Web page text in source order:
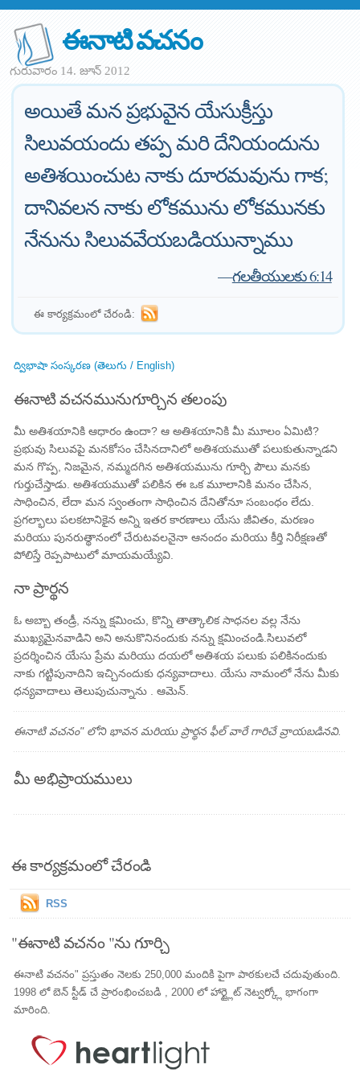
ఈనాటి వచనం
గురువారం 14. జూన్ 2012
అయితే మన ప్రభువైన యేసుక్రీస్తు
సిలువయందు తప్ప మరి దేనియందును
అతిశయించుట నాకు దూరమవును గాక;
దానివలన నాకు లోకమును లోకమునకు
నేనును సిలువవేయబడియున్నాము
—గలతీయులకు 6:14
ఈ కార్యక్రమంలో చేరండి:
ద్విభాషా సంస్కరణ (తెలుగు / English)
ఈనాటి వచనమునుగూర్చిన తలంపు
మీ అతిశయానికి ఆధారం ఉందా? ఆ అతిశయానికి మీ మూలం ఏమిటి?
ప్రభువు సిలువపై మనకోసం చేసినదానిలో అతిశయముతో పలుకుతున్నాడని
మన గొప్ప, నిజమైన, నమ్మదగిన అతిశయమును గూర్చి పౌలు మనకు
గుర్తుచేస్తాడు. అతిశయముతో పలికిన ఈ ఒక మూలానికి మనం చేసిన,
సాధించిన, లేదా మన స్వంతంగా సాధించిన దేనితోనూ సంబంధం లేదు.
ప్రగల్భాలు పలకటానికైన అన్ని ఇతర కారణాలు యేసు జీవితం, మరణం
మరియు పునరుత్థానంలో చేరుటవలనైనా ఆనందం మరియు కీర్తి నిరీక్షణతో
పోలిస్తే రెప్పపాటులో మాయమయ్యేవి.
నా ప్రార్థన
ఓ అబ్బా తండ్రీ, నన్ను క్షమించు, కొన్ని తాత్కాలిక సాధనల వల్ల నేను
ముఖ్యమైనవాడిని అని అనుకొనినందుకు నన్ను క్షమించండి.సిలువలో
ప్రదర్శించిన యేసు ప్రేమ మరియు దయలో అతిశయ పలుకు పలికినందుకు
నాకు గట్టిపునాదిని ఇచ్చినందుకు ధన్యవాదాలు. యేసు నామంలో నేను మీకు
ధన్యవాదాలు తెలుపుచున్నాను . ఆమెన్.
ఈనాటి వచనం" లోని భావన మరియు ప్రార్థన ఫీల్ వారే గారిచే వ్రాయబడినవి.
మీ అభిప్రాయములు
ఈ కార్యక్రమంలో చేరండి
RSS
"ఈనాటి వచనం "ను గూర్చి
ఈనాటి వచనం" ప్రస్తుతం నెలకు 250,000 మందికి పైగా పాఠకులచే చదువుతుంది.
1998 లో బెన్ స్టీడ్ చే ప్రారంభించబడి , 2000 లో హార్ట్లైట్ నెట్వర్క్లో భాగంగా
మారింది.